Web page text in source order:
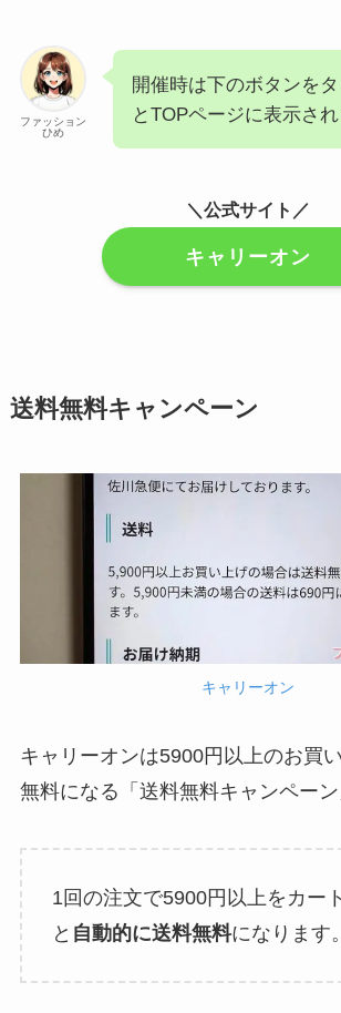
ファッション
ひめ
開催時は下のボタンを
とTOPページに表示さ
＼公式サイト／
キャリーオン
送料無料キャンペーン
キャリーオン
キャリーオンは5900円以上のお買
無料になる「送料無料キャンペーン
1回の注文で5900円以上をカー
と 自動的に送料無料になります。